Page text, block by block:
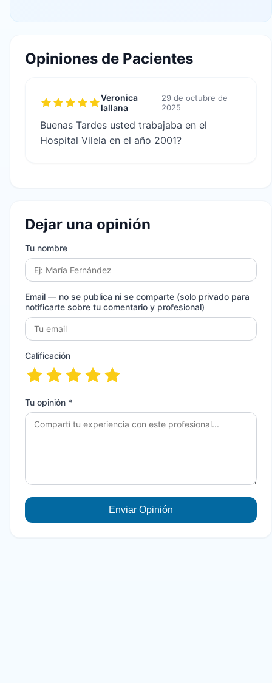
Opiniones de Pacientes
Veronica
lallana
29 de octubre de
2025
Buenas Tardes usted trabajaba en el
Hospital Vilela en el año 2001?
Dejar una opinión
Tu nombre
Email — no se publica ni se comparte (solo privado para
notificarte sobre tu comentario y profesional)
Calificación
Tu opinión *
Enviar Opinión